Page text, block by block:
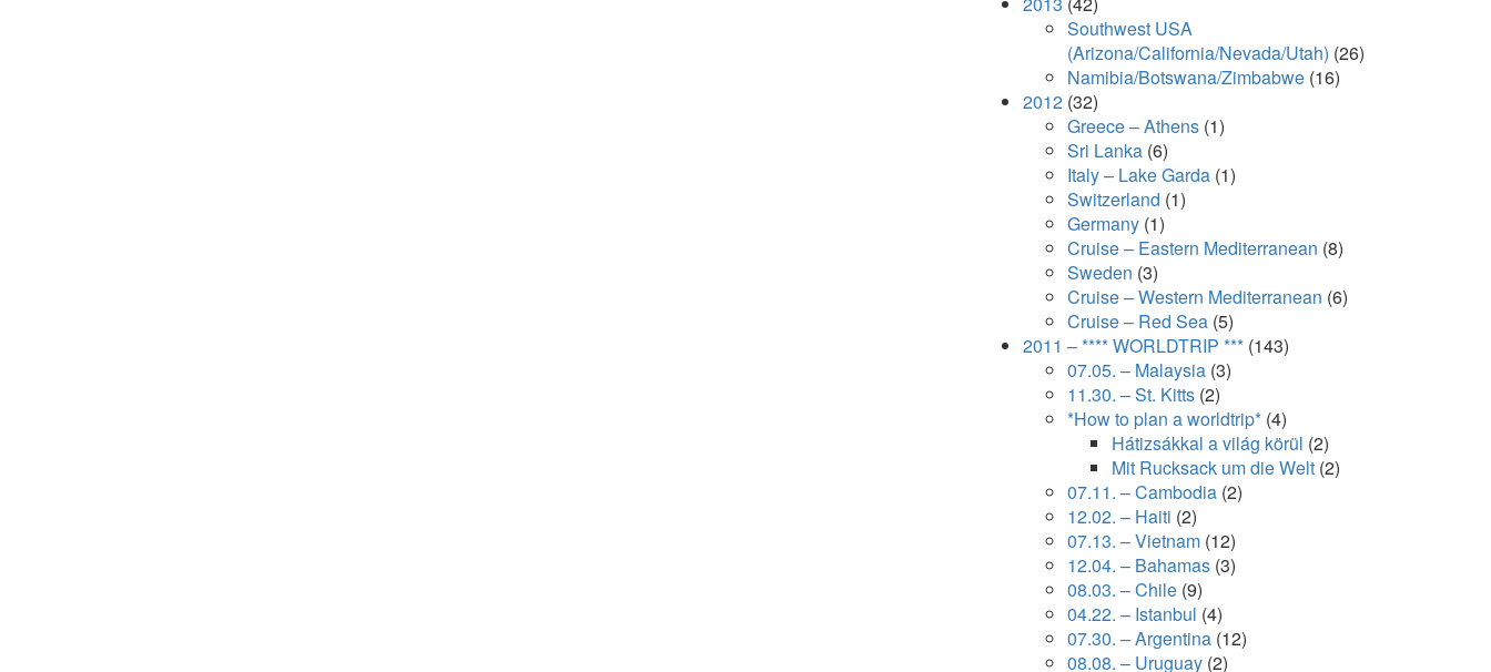
Southwest USA
(Arizona/California/Nevada/Utah) (26)
Namibia/Botswana/Zimbabwe (16)
2012 (32)
Greece – Athens (1)
Sri Lanka (6)
Italy – Lake Garda (1)
Switzerland (1)
Germany (1)
Cruise – Eastern Mediterranean (8)
Sweden (3)
Cruise – Western Mediterranean (6)
Cruise – Red Sea (5)
2011 – **** WORLDTRIP *** (143)
07.05. – Malaysia (3)
11.30. – St. Kitts (2)
*How to plan a worldtrip* (4)
Hátizsákkal a világ körül (2)
Mit Rucksack um die Welt (2)
07.11. – Cambodia (2)
12.02. – Haiti (2)
07.13. – Vietnam (12)
12.04. – Bahamas (3)
08.03. – Chile (9)
04.22. – Istanbul (4)
07.30. – Argentina (12)
08.08. – Uruguay (2)